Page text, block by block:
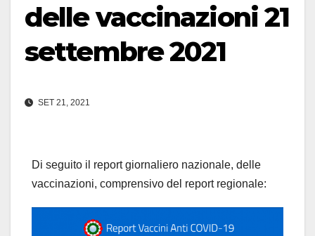
delle vaccinazioni 21
settembre 2021
SET 21, 2021
Di seguito il report giornaliero nazionale, delle
vaccinazioni, comprensivo del report regionale: